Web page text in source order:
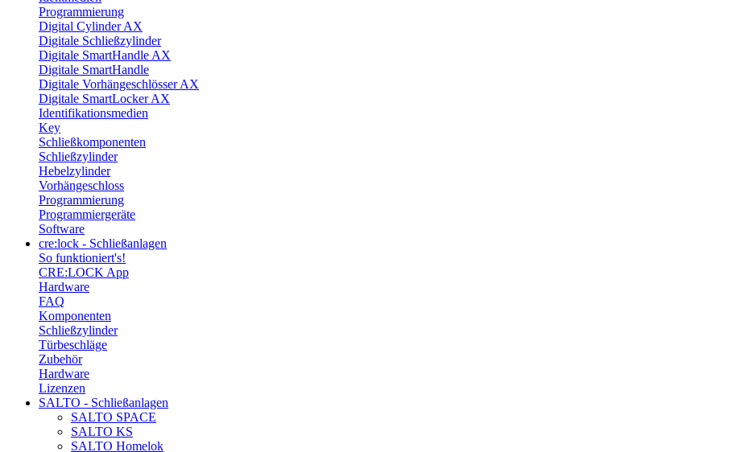
Programmierung
Digital Cylinder AX
Digitale Schließzylinder
Digitale SmartHandle AX
Digitale SmartHandle
Digitale Vorhängeschlösser AX
Digitale SmartLocker AX
Identifikationsmedien
Key
Schließkomponenten
Schließzylinder
Hebelzylinder
Vorhängeschloss
Programmierung
Programmiergeräte
Software
cre:lock - Schließanlagen
So funktioniert's!
CRE:LOCK App
Hardware
FAQ
Komponenten
Schließzylinder
Türbeschläge
Zubehör
Hardware
Lizenzen
SALTO - Schließanlagen
SALTO SPACE
SALTO KS
SALTO Homelok